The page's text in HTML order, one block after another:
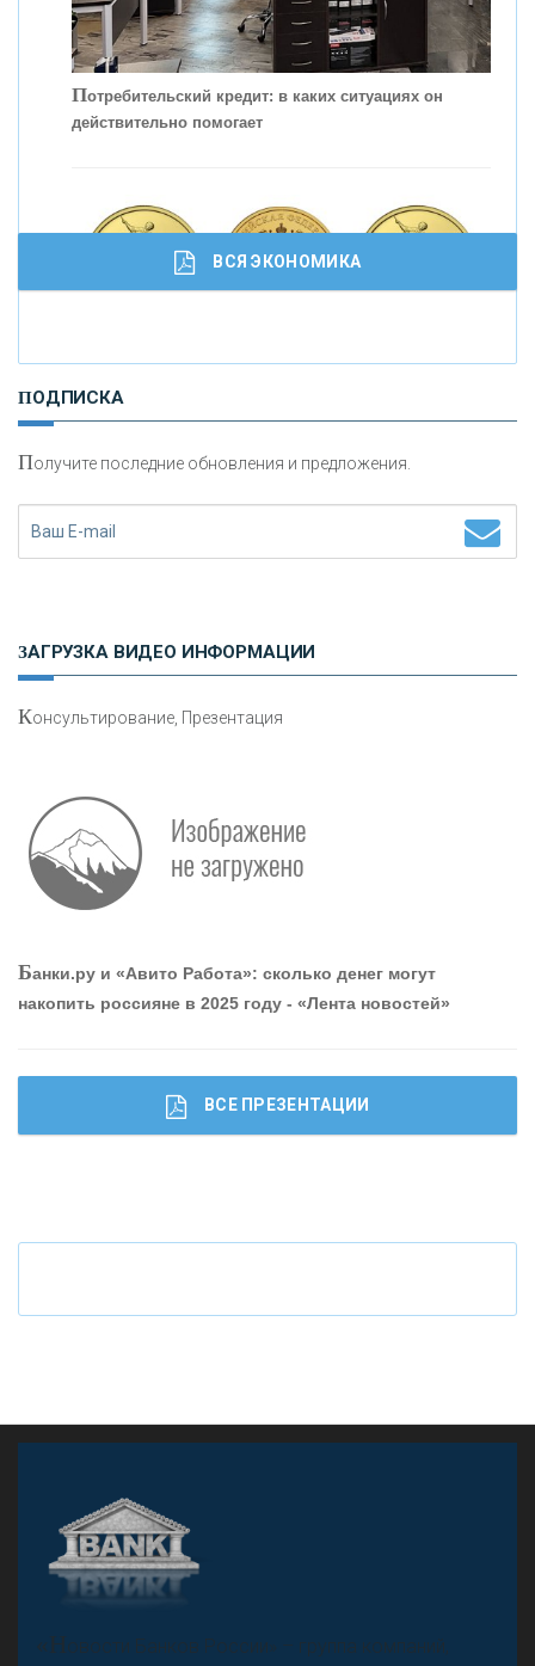
привлечь и удержать персонал - «Интервью»
Потребительский кредит: в каких ситуациях он
действительно помогает
И
сохранения и увеличения капитала
Что будет с наличными деньгами при цифровом
ВСЯ ЭКОНОМИКА
ПОДПИСКА
Получите последние обновления и предложения.
ЗАГРУЗКА ВИДЕО ИНФОРМАЦИИ
Консультирование, Презентация
Банки.ру и «Авито Работа»: сколько денег могут
накопить россияне в 2025 году - «Лента новостей»
ВСЕ ПРЕЗЕНТАЦИИ
«Н
овости Банков России» – группа компаний,